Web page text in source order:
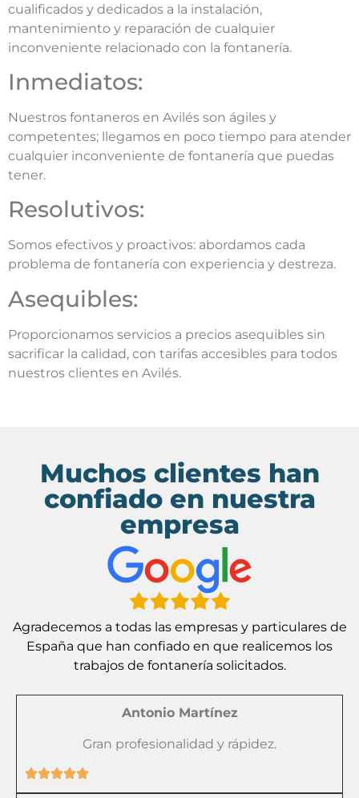
cualificados y dedicados a la instalación,
mantenimiento y reparación de cualquier
inconveniente relacionado con la fontanería.
Inmediatos:
Nuestros fontaneros en Avilés son ágiles y
competentes; llegamos en poco tiempo para atender
cualquier inconveniente de fontanería que puedas
tener.
Resolutivos:
Somos efectivos y proactivos: abordamos cada
problema de fontanería con experiencia y destreza.
Asequibles:
Proporcionamos servicios a precios asequibles sin
sacrificar la calidad, con tarifas accesibles para todos
nuestros clientes en Avilés.
Muchos clientes han
confiado en nuestra
empresa
Agradecemos a todas las empresas y particulares de
España que han confiado en que realicemos los
trabajos de fontanería solicitados.
Antonio Martínez
Gran profesionalidad y rápidez.